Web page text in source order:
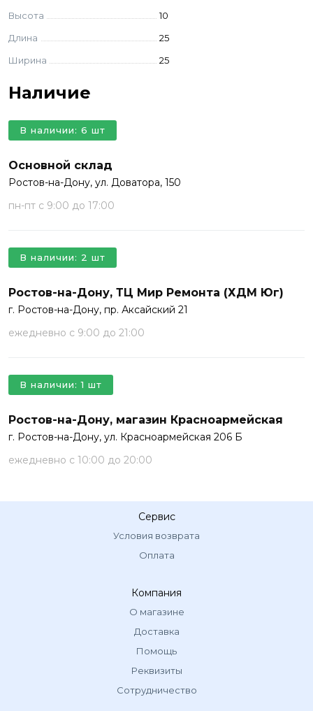
Высота
10
Длина
25
Ширина
25
Наличие
Основной склад
Ростов-на-Дону, ул. Доватора, 150
пн-пт с 9:00 до 17:00
В наличии: 6 шт
Ростов-на-Дону, ТЦ Мир Ремонта (ХДМ Юг)
г. Ростов-на-Дону, пр. Аксайский 21
ежедневно с 9:00 до 21:00
В наличии: 2 шт
Ростов-на-Дону, магазин Красноармейская
г. Ростов-на-Дону, ул. Красноармейская 206 Б
ежедневно с 10:00 до 20:00
В наличии: 1 шт
Сервис
Условия возврата
Оплата
Компания
О магазине
Доставка
Помощь
Реквизиты
Сотрудничество